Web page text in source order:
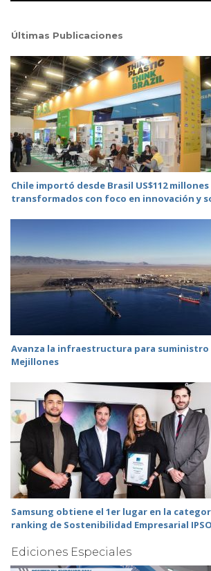
Últimas Publicaciones
Chile importó desde Brasil US$112
transformados con foco en innovación y
Avanza la infraestructura para suministro
Mejillones
Samsung obtiene el 1er lugar en la
ranking de Sostenibilidad Empresarial
Ediciones Especiales